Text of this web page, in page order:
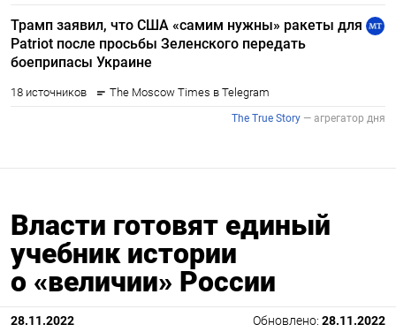
Власти готовят единый
учебник истории
о «величии» России
28.11.2022 Обновлено: 28.11.2022